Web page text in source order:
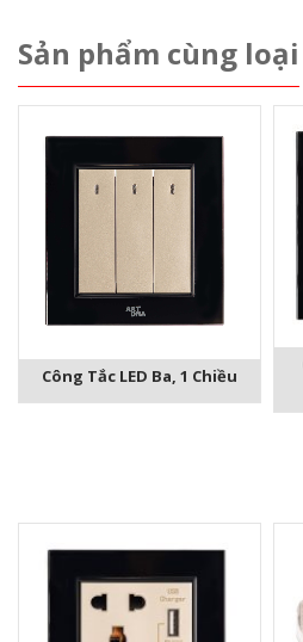
Sản phẩm cùng loại
Công Tắc LED Ba, 1 Chiều